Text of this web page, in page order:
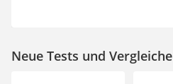
Neue Tests und Vergleiche